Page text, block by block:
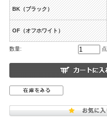
BK（ブラック）
OF（オフホワイト）
数量: 点